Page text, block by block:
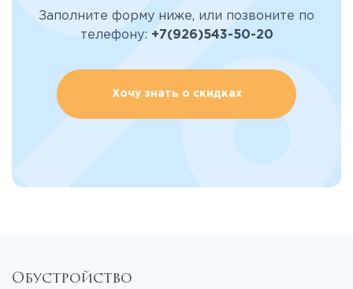
Заполните форму ниже, или позвоните по
телефону: +7(926)543-50-20
Хочу знать о скидках
Обустройство